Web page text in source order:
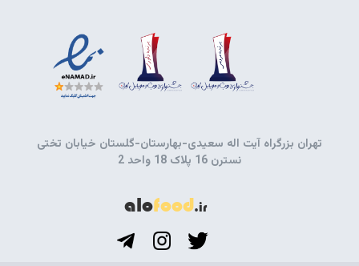
تهران بزرگراه آیت اله سعیدی-بهارستان-گلستان خیابان تختی
نسترن 16 پلاک 18 واحد 2
alofood.ir